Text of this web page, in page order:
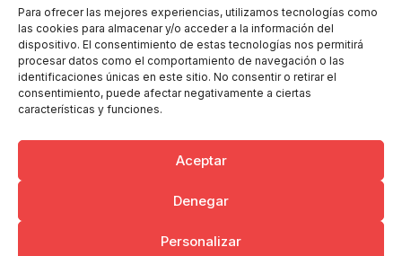
Para ofrecer las mejores experiencias, utilizamos tecnologías como
las cookies para almacenar y/o acceder a la información del
dispositivo. El consentimiento de estas tecnologías nos permitirá
procesar datos como el comportamiento de navegación o las
identificaciones únicas en este sitio. No consentir o retirar el
consentimiento, puede afectar negativamente a ciertas
características y funciones.
Aceptar
Denegar
Personalizar
Muñoz
Muñoz,
anuncia las
Fiestas
Patronales
2026
30/07/2026
Copyright © 2026 Ayuntamiento de Argamasilla de Calatrava
Politica de Privacidad y Aviso Legal